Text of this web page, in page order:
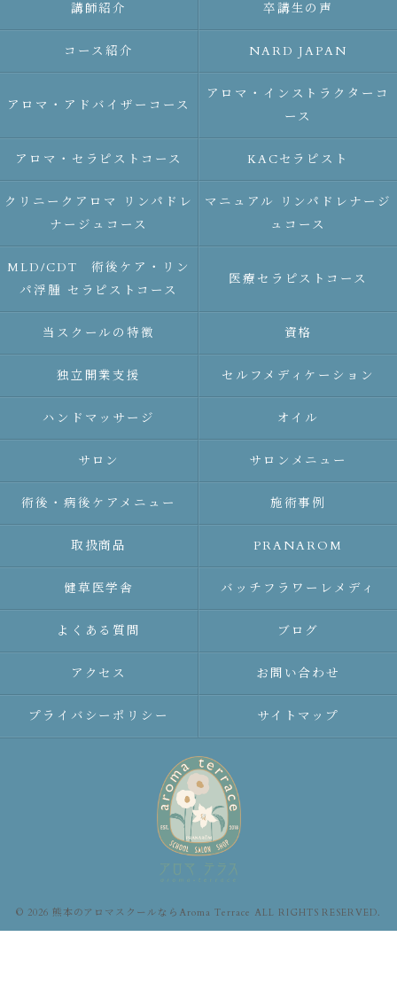
講師紹介 卒講生の声
コース紹介 NARD JAPAN
アロマ・アドバイザーコース
アロマ・インストラクターコ
ース
アロマ・セラピストコース KACセラピスト
クリニークアロマ リンパドレ
ナージュコース
マニュアル リンパドレナージ
ュコース
MLD/CDT 術後ケア・リン
パ浮腫 セラピストコース
医療セラピストコース
当スクールの特徴 資格
独立開業支援 セルフメディケーション
ハンドマッサージ オイル
サロン サロンメニュー
術後・病後ケアメニュー 施術事例
取扱商品 PRANAROM
健草医学舎 バッチフラワーレメディ
よくある質問 ブログ
アクセス お問い合わせ
プライバシーポリシー サイトマップ
© 2026 熊本のアロマスクールならAroma Terrace ALL RIGHTS RESERVED.